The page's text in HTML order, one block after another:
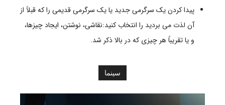
پیدا کردن یک سرگرمی جدید یا یک سرگرمی قدیمی را که قبلاً از
آن لذت می بردید را انتخاب کنید:نقاشی، نوشتن، ایجاد چیزها،
و یا تقریباً هر چیزی که در بالا ذکر شد.
سینما